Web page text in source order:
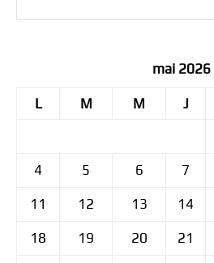
mai 2026
L M M J
4 5 6 7
11 12 13 14
18 19 20 21